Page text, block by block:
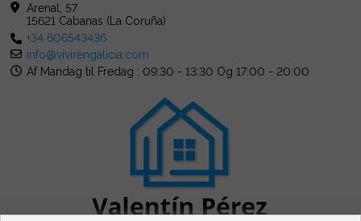
Arenal, 57
15621 Cabanas (La Coruña)
+34 606543436
info@vivirengalicia.com
Af Mandag til Fredag : 09:30 - 13:30 Og 17:00 - 20:00